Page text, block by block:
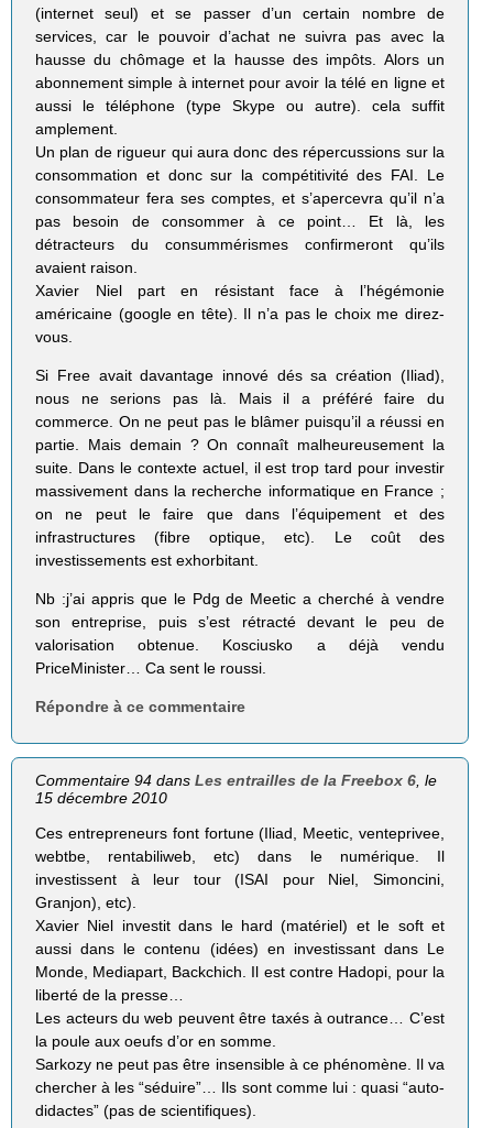
(internet seul) et se passer d’un certain nombre de
services, car le pouvoir d’achat ne suivra pas avec la
hausse du chômage et la hausse des impôts. Alors un
abonnement simple à internet pour avoir la télé en ligne et
aussi le téléphone (type Skype ou autre). cela suffit
amplement.
Un plan de rigueur qui aura donc des répercussions sur la
consommation et donc sur la compétitivité des FAI. Le
consommateur fera ses comptes, et s’apercevra qu’il n’a
pas besoin de consommer à ce point… Et là, les
détracteurs du consummérismes confirmeront qu’ils
avaient raison.
Xavier Niel part en résistant face à l’hégémonie
américaine (google en tête). Il n’a pas le choix me direz-
vous.
Si Free avait davantage innové dés sa création (Iliad),
nous ne serions pas là. Mais il a préféré faire du
commerce. On ne peut pas le blâmer puisqu’il a réussi en
partie. Mais demain ? On connaît malheureusement la
suite. Dans le contexte actuel, il est trop tard pour investir
massivement dans la recherche informatique en France ;
on ne peut le faire que dans l’équipement et des
infrastructures (fibre optique, etc). Le coût des
investissements est exhorbitant.
Nb :j’ai appris que le Pdg de Meetic a cherché à vendre
son entreprise, puis s’est rétracté devant le peu de
valorisation obtenue. Kosciusko a déjà vendu
PriceMinister… Ca sent le roussi.
Répondre à ce commentaire
Commentaire 94 dansLes entrailles de la Freebox 6 , le
15 décembre 2010
Ces entrepreneurs font fortune (Iliad, Meetic, venteprivee,
webtbe, rentabiliweb, etc) dans le numérique. Il
investissent à leur tour (ISAI pour Niel, Simoncini,
Granjon), etc).
Xavier Niel investit dans le hard (matériel) et le soft et
aussi dans le contenu (idées) en investissant dans Le
Monde, Mediapart, Backchich. Il est contre Hadopi, pour la
liberté de la presse…
Les acteurs du web peuvent être taxés à outrance… C’est
la poule aux oeufs d’or en somme.
Sarkozy ne peut pas être insensible à ce phénomène. Il va
chercher à les “séduire”… Ils sont comme lui : quasi “auto-
didactes” (pas de scientifiques).